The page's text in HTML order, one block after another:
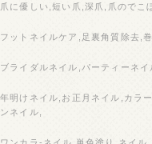
爪に優しい,短い爪,深爪,爪ので
フットネイルケア,足裏角質除去,
ブライダルネイル,パーティーネ
年明けネイル,お正月ネイル,カラ
ンネイル,